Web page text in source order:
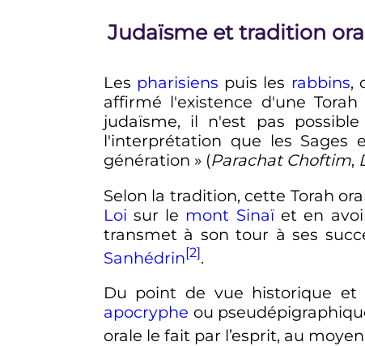
Judaïsme et tradition
Les pharisiens puis les rabbins,
affirmé l'existence d'une
judaïsme, il n'est pas
l'interprétation que les Sages
génération » (Parachat Choftim,
Selon la tradition, cette Torah
Loi sur le mont Sinaïet en
transmet à son tour à ses
Sanhédrin[2].
Du point de vue historique et
apocryphe ou
orale le fait par l’esprit, au